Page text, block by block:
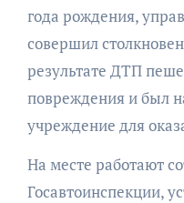
года рождения,
совершил
результате ДТП
повреждения и был
учреждение для
На месте работают
Госавтоинспекции,